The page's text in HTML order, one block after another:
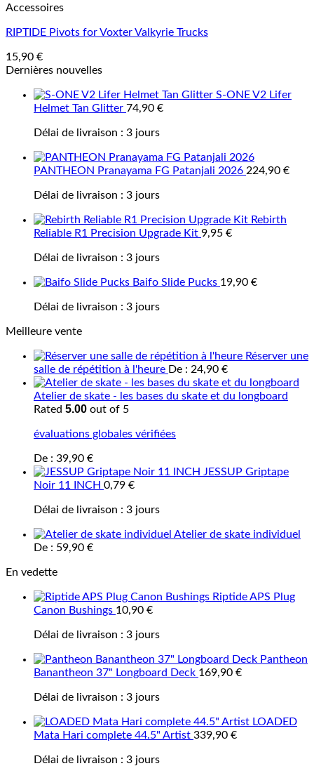
Accessoires
RIPTIDE Pivots for Voxter Valkyrie Trucks
15,90 €
Dernières nouvelles
S-ONE V2 Lifer
Helmet Tan Glitter 74,90 €
Délai de livraison : 3 jours
PANTHEON Pranayama FG Patanjali 2026 224,90 €
Délai de livraison : 3 jours
Rebirth
Reliable R1 Precision Upgrade Kit 9,95 €
Délai de livraison : 3 jours
Baifo Slide Pucks 19,90 €
Délai de livraison : 3 jours
Meilleure vente
Réserver une
salle de répétition à l'heure De : 24,90 €
Atelier de skate - les bases du skate et du longboard
Rated 5.00 out of 5
évaluations globales vérifiées
De : 39,90 €
JESSUP Griptape
Noir 11 INCH 0,79 €
Délai de livraison : 3 jours
Atelier de skate individuel
De : 59,90 €
En vedette
Riptide APS Plug
Canon Bushings 10,90 €
Délai de livraison : 3 jours
Pantheon
Banantheon 37" Longboard Deck 169,90 €
Délai de livraison : 3 jours
LOADED
Mata Hari complete 44.5" Artist 339,90 €
Délai de livraison : 3 jours